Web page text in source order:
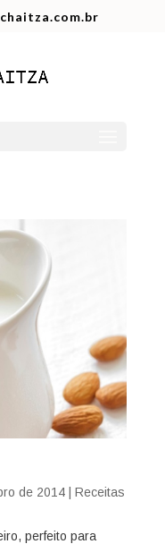
de 2014 Receitas
perfeito para